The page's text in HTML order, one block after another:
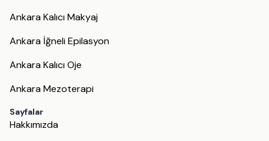
Ankara Kalıcı Makyaj
Ankara İğneli Epilasyon
Ankara Kalıcı Oje
Ankara Mezoterapi
Sayfalar
Hakkımızda